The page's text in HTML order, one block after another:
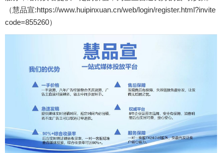
（慧品宣:https://www.huipinxuan.cn/web/login/register.html?invite
code=855260）